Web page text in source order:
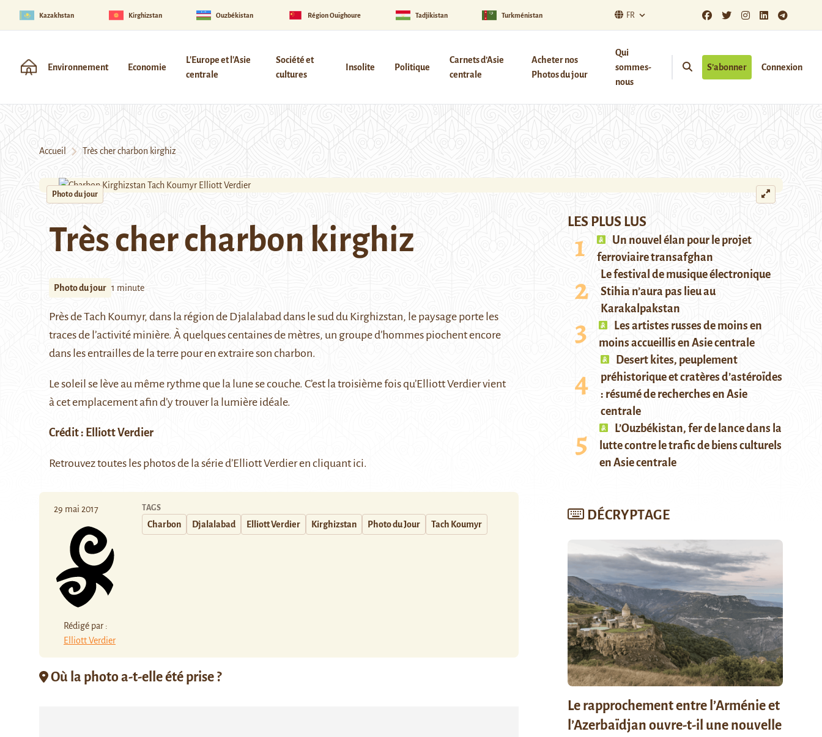
Kazakhstan Kirghizstan Ouzbékistan Région Ouïghoure Tadjikistan Turkménistan FR
Environnement Economie
L'Europe et l'Asie
centrale
Société et
cultures
Insolite Politique
Carnets d’Asie
centrale
Acheter nos
Photos du jour
Qui
sommes-
nous
S’abonner Connexion
Accueil Très cher charbon kirghiz
Photo du jour
Très cher charbon kirghiz
Photo du jour 1 minute
Près deTach Koumyr, dans la région de Djalalabad dans le sud du Kirghizstan, le paysage porte les
traces de l’activité minière. À quelques centaines de mètres, un groupe d’hommes piochent encore
dans les entrailles de la terre pour en extraire son charbon.
Le soleil se lève au même rythme que la lune se couche. C’est la troisième fois qu’Elliott Verdier vient
à cet emplacement afin d’y trouver la lumière idéale.
Crédit : Elliott Verdier
Retrouvez toutes les photos de la série d’Elliott Verdieren cliquant ici.
29 mai 2017
Rédigé par :
Elliott Verdier
TAGS
Charbon Djalalabad Elliott Verdier Kirghizstan Photo du Jour Tach Koumyr
Où la photo a-t-elle été prise ?
LES PLUS LUS
Un nouvel élan pour le projet
ferroviaire transafghan
Le festival de musique électronique
Stihia n’aura pas lieu au
Karakalpakstan
Les artistes russes de moins en
moins accueillis en Asie centrale
Desert kites, peuplement
préhistorique et cratères d’astéroïdes
: résumé de recherches en Asie
centrale
L’Ouzbékistan, fer de lance dans la
lutte contre le trafic de biens culturels
en Asie centrale
DÉCRYPTAGE
Le rapprochement entre l’Arménie et
l’Azerbaïdjan ouvre-t-il une nouvelle